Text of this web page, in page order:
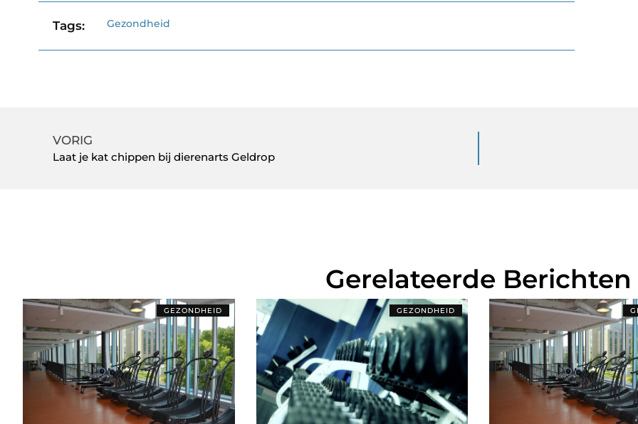
Tags: Gezondheid
VORIG
Laat je kat chippen bij dierenarts Geldrop
Gerelateerde Berichten
GEZONDHEID GEZONDHEID